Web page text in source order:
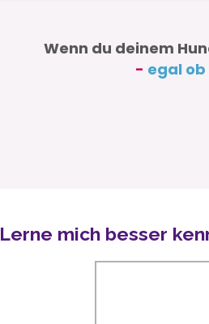
Wenn du deinem
- egal
Lerne mich besser